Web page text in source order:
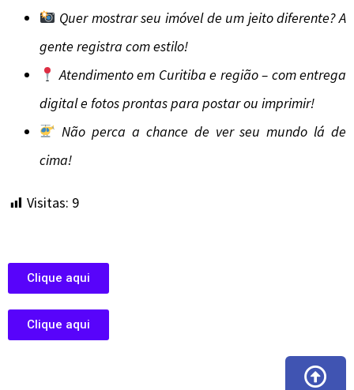
Quer mostrar seu imóvel de um jeito diferente? A
gente registra com estilo!
Atendimento em Curitiba e região – com entrega
digital e fotos prontas para postar ou imprimir!
Não perca a chance de ver seu mundo lá de
cima!
Visitas: 9
Clique aqui
Clique aqui